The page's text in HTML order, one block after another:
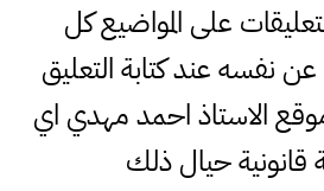
على المواضيع كل
عند كتابة التعليق
الاستاذ احمد مهدي اي
قانونية حيال ذلك